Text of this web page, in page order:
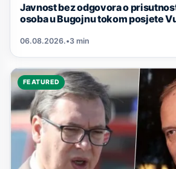
Javnost bez odgovora o
osoba u Bugojnu tokom posjete
06.08.2026.•3 min
FEATURED